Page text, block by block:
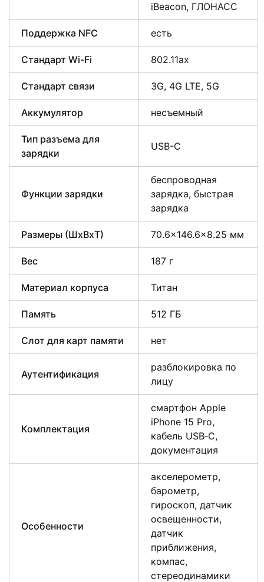
iBeacon, ГЛОНАСС
Поддержка NFC есть
Стандарт Wi-Fi 802.11ax
Стандарт связи 3G, 4G LTE, 5G
Аккумулятор несъемный
Тип разъема для
зарядки
USB-C
Функции зарядки
беспроводная
зарядка, быстрая
зарядка
Размеры (ШxВxТ) 70.6×146.6×8.25 мм
Вес 187 г
Материал корпуса Титан
Память 512 ГБ
Слот для карт памяти нет
Аутентификация
разблокировка по
лицу
Комплектация
смартфон Apple
iPhone 15 Pro,
кабель USB‑C,
документация
Особенности
акселерометр,
барометр,
гироскоп, датчик
освещенности,
датчик
приближения,
компас,
стереодинамики